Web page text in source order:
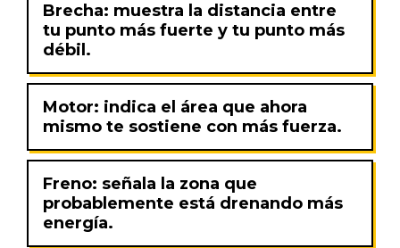
Brecha: muestra la distancia entre
tu punto más fuerte y tu punto más
débil.
Motor: indica el área que ahora
mismo te sostiene con más fuerza.
Freno: señala la zona que
probablemente está drenando más
energía.